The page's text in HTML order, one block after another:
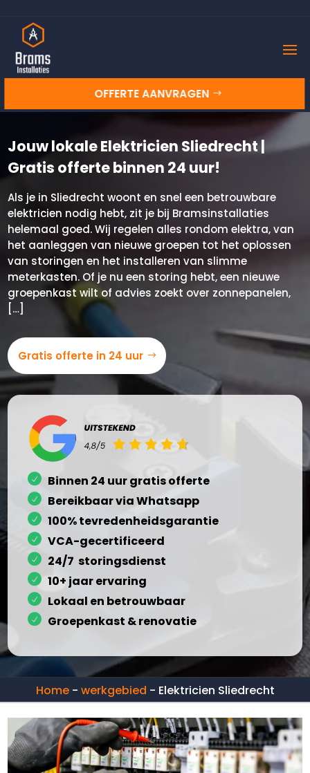
OFFERTE AANVRAGEN
Jouw lokale Elektricien Sliedrecht |
Gratis offerte binnen 24 uur!
Als je in Sliedrecht woont en snel een betrouwbare
elektricien nodig hebt, zit je bij Bramsinstallaties
helemaal goed. Wij regelen alles rondom elektra, van
het aanleggen van nieuwe groepen tot het oplossen
van storingen en het installeren van slimme
meterkasten. Of je nu een storing hebt, een nieuwe
groepenkast wilt of advies zoekt over zonnepanelen,
[…]
Gratis offerte in 24 uur
Binnen 24 uur gratis offerte
Bereikbaar via Whatsapp
100% tevredenheidsgarantie
VCA-gecertificeerd
24/7 storingsdienst
10+ jaar ervaring
Lokaal en betrouwbaar
Groepenkast & renovatie
Home- werkgebied - Elektricien Sliedrecht